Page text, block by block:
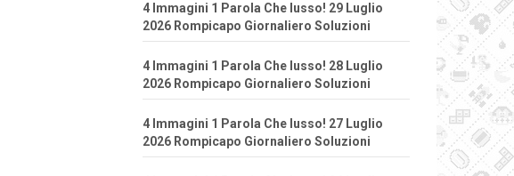
4 Immagini 1 Parola Che lusso! 29 Luglio
2026 Rompicapo Giornaliero Soluzioni
4 Immagini 1 Parola Che lusso! 28 Luglio
2026 Rompicapo Giornaliero Soluzioni
4 Immagini 1 Parola Che lusso! 27 Luglio
2026 Rompicapo Giornaliero Soluzioni